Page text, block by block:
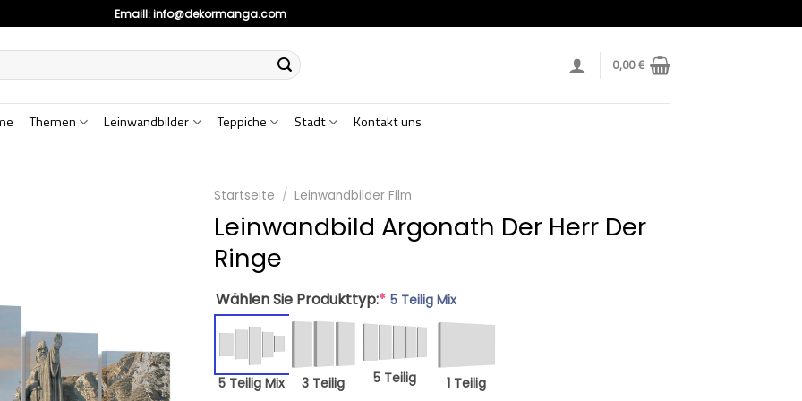
Emaill:info@dekormanga.com
0,00€
Themen Leinwandbilder Teppiche Stadt Kontakt uns
Startseite / Leinwandbilder Film
Leinwandbild Argonath Der Herr Der
Ringe
Wählen Sie Produkttyp:* 5 Teilig Mix
5 Teilig Mix 3 Teilig 5 Teilig 1 Teilig